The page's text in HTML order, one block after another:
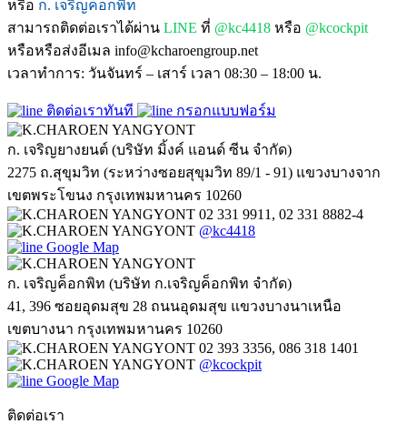
หรือ ก. เจริญค็อกพิท
สามารถติดต่อเราได้ผ่าน LINE ที่ @kc4418 หรือ @kcockpit
หรือหรือส่งอีเมล info@kcharoengroup.net
เวลาทำการ: วันจันทร์ – เสาร์ เวลา 08:30 – 18:00 น.
ติดต่อเราทันที กรอกแบบฟอร์ม
ก. เจริญยางยนต์ (บริษัท มิ้งค์ แอนด์ ซีน จำกัด)
2275 ถ.สุขุมวิท (ระหว่างซอยสุขุมวิท 89/1 - 91) แขวงบางจาก
เขตพระโขนง กรุงเทพมหานคร 10260
02 331 9911, 02 331 8882-4
@kc4418
Google Map
ก. เจริญค็อกพิท (บริษัท ก.เจริญค็อกพิท จำกัด)
41, 396 ซอยอุดมสุข 28 ถนนอุดมสุข แขวงบางนาเหนือ
เขตบางนา กรุงเทพมหานคร 10260
02 393 3356, 086 318 1401
@kcockpit
Google Map
ติดต่อเรา